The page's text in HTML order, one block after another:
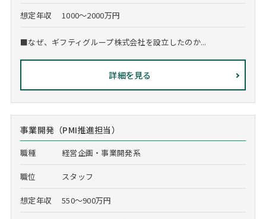
想定年収 1000～2000万円
■なぜ、ギフティグループ株式会社を設立したのか...
詳細を見る
事業開発（PMI推進担当）
職種 経営企画・事業開発系
職位 スタッフ
想定年収 550～900万円